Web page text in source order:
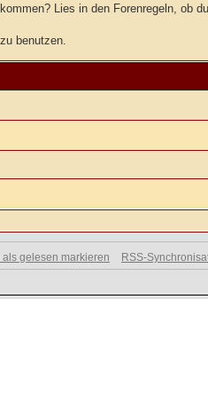
Lies in den Forenregeln, ob
benutzen.
gelesen markieren RSS-